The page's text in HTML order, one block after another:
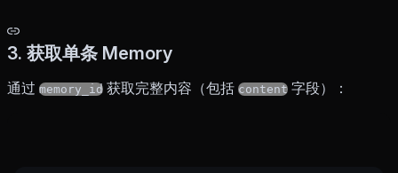
3. 获取单条 Memory
通过 memory_id 获取完整内容（包括 content 字段）：